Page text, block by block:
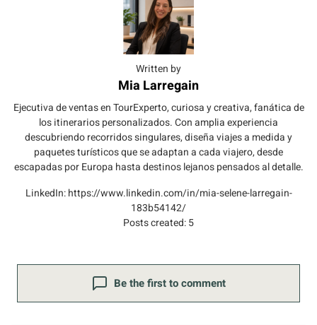
Written by
Mia Larregain
Ejecutiva de ventas en TourExperto, curiosa y creativa, fanática de
los itinerarios personalizados. Con amplia experiencia
descubriendo recorridos singulares, diseña viajes a medida y
paquetes turísticos que se adaptan a cada viajero, desde
escapadas por Europa hasta destinos lejanos pensados al detalle.
LinkedIn:https://www.linkedin.com/in/mia-selene-larregain-
183b54142/
Posts created: 5
Be the first to comment